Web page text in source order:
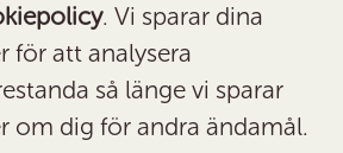
. Vi sparar dina
för att analysera
så länge vi sparar
om dig för andra ändamål.